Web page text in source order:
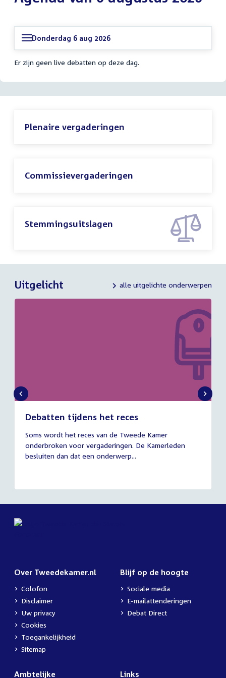
Donderdag 6 aug 2026
Er zijn geen live debatten op deze dag.
Plenaire vergaderingen
Commissievergaderingen
Stemmingsuitslagen
Uitgelicht alle uitgelichte onderwerpen
Debatten tijdens het reces
juli
2026
Soms wordt het reces van de Tweede Kamer
onderbroken voor vergaderingen. De Kamerleden
besluiten dan dat een onderwerp...
Over Tweedekamer.nl
Colofon
Disclaimer
Uw privacy
Cookies
Toegankelijkheid
Sitemap
Blijf op de hoogte
Sociale media
E-mailattenderingen
Debat Direct
Ambtelijke Links